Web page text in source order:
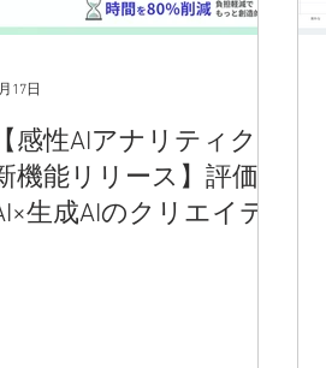
【感性AIアナリティクス
機能リリース】評価
生成AIのクリエイテ
17日